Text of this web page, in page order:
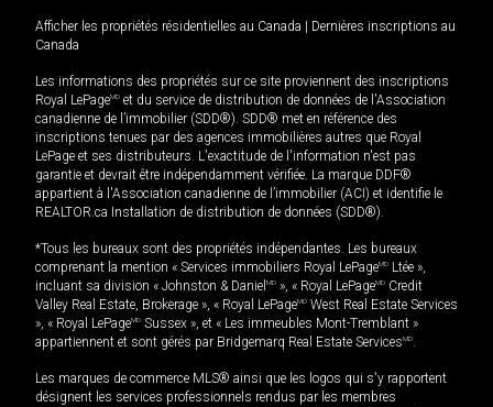
Afficher les propriétés résidentielles au Canada
Dernières inscriptions au
Canada
Les informations des propriétés sur ce site proviennent des inscriptions
Royal LePageMD et du service de distribution de données de l'Association
canadienne de l’immobilier (SDD®). SDD® met en référence des
inscriptions tenues par des agences immobilières autres que Royal
LePage et ses distributeurs. L'exactitude de l'information n'est pas
garantie et devrait être indépendamment vérifiée. La marque DDF®
appartient à l'Association canadienne de l’immobilier (ACI) et identifie le
REALTOR.ca Installation de distribution de données (SDD®).
*Tous les bureaux sont des propriétés indépendantes. Les bureaux
comprenant la mention « Services immobiliers Royal LePageMD Ltée »,
incluant sa division « Johnston & Daniel MD », « Royal LePageMD Credit
Valley Real Estate, Brokerage », « Royal LePageMD West Real Estate Services
», « Royal LePageMD Sussex », et « Les immeubles Mont-Tremblant »
appartiennent et sont gérés par Bridgemarq Real Estate ServicesMD.
Les marques de commerce MLS® ainsi que les logos qui s'y rapportent
désignent les services professionnels rendus par les membres